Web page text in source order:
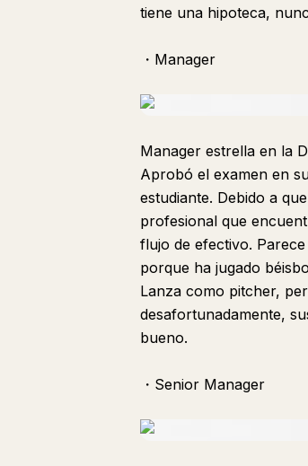
tiene una hipoteca,
・Manager
Manager estrella en la
Aprobó el examen en
estudiante. Debido a
profesional que
flujo de efectivo.
porque ha jugado
Lanza como pitcher,
desafortunadamente,
bueno.
・Senior Manager